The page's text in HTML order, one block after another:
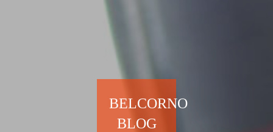
BELCORNO
BLOG